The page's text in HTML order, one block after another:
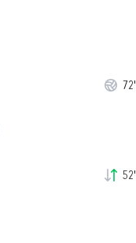
72'
52'